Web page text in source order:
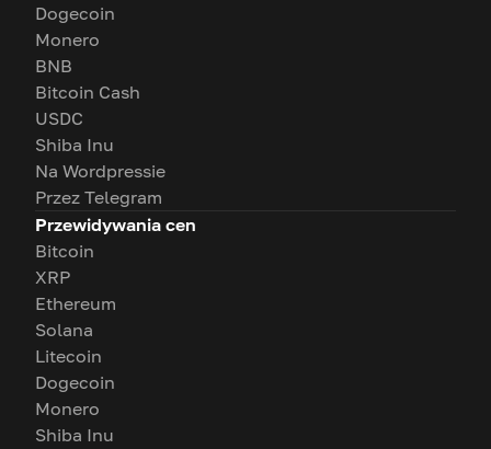
Dogecoin
Monero
BNB
Bitcoin Cash
USDC
Shiba Inu
Na Wordpressie
Przez Telegram
Przewidywania cen
Bitcoin
XRP
Ethereum
Solana
Litecoin
Dogecoin
Monero
Shiba Inu